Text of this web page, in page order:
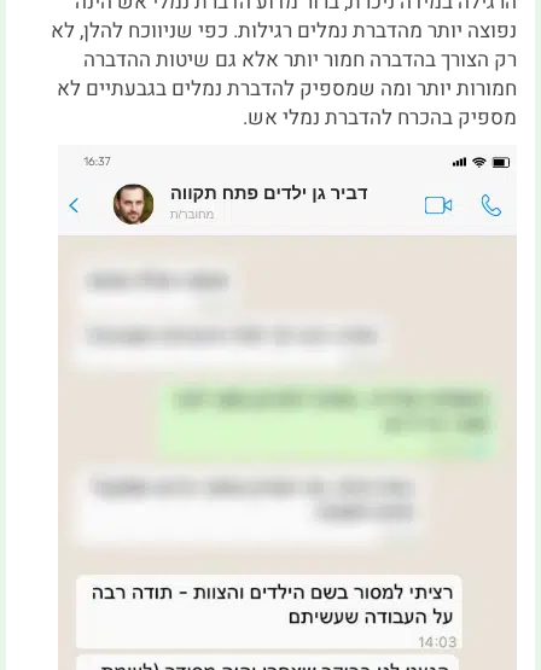
נפוצה יותר מהדברת נמלים רגילות. כפי שניווכח להלן, לא
רק הצורך בהדברה חמור יותר אלא גם שיטות ההדברה
חמורות יותר ומה שמספיק להדברת נמלים בגבעתיים לא
מספיק בהכרח להדברת נמלי אש.